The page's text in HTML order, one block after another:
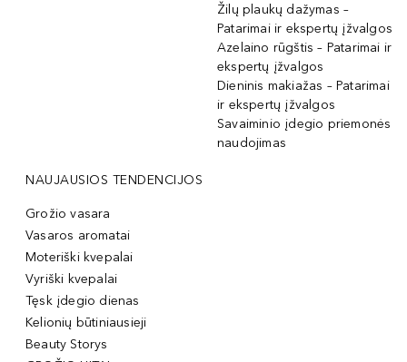
Žilų plaukų dažymas –
Patarimai ir ekspertų įžvalgos
Azelaino rūgštis – Patarimai ir
ekspertų įžvalgos
Dieninis makiažas – Patarimai
ir ekspertų įžvalgos
Savaiminio įdegio priemonės
naudojimas
NAUJAUSIOS TENDENCIJOS
Grožio vasara
Vasaros aromatai
Moteriški kvepalai
Vyriški kvepalai
Tęsk įdegio dienas
Kelionių būtiniausieji
Beauty Storys